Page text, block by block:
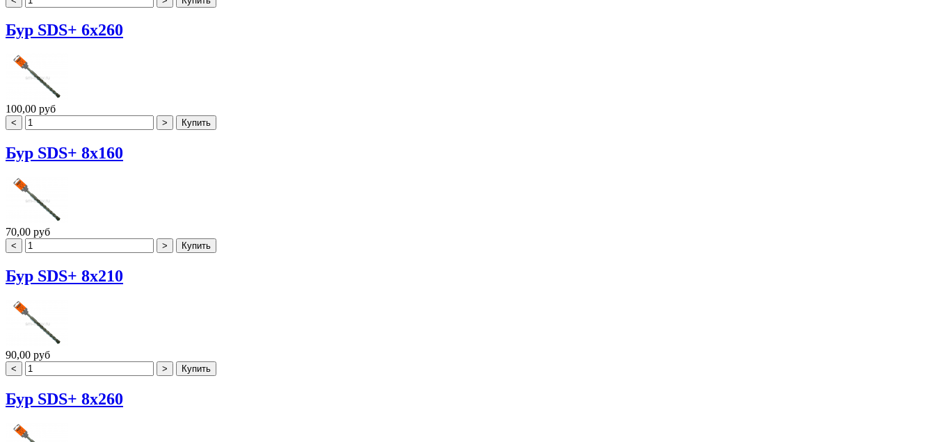
Бур SDS+ 6х260
100,00 руб
Бур SDS+ 8х160
70,00 руб
Бур SDS+ 8х210
90,00 руб
Бур SDS+ 8х260